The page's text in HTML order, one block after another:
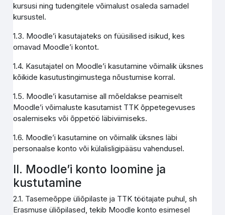
kursusi ning tudengitele võimalust osaleda samadel
kursustel.
1.3. Moodle’i kasutajateks on füüsilised isikud, kes
omavad Moodle’i kontot.
1.4. Kasutajatel on Moodle’i kasutamine võimalik üksnes
kõikide kasutustingimustega nõustumise korral.
1.5. Moodle’i kasutamise all mõeldakse peamiselt
Moodle’i võimaluste kasutamist TTK õppetegevuses
osalemiseks või õppetöö läbiviimiseks.
1.6. Moodle’i kasutamine on võimalik üksnes läbi
personaalse konto või külalisligipääsu vahendusel.
II. Moodle’i konto loomine ja
kustutamine
2.1. Tasemeõppe üliõpilaste ja TTK töötajate puhul, sh
Erasmuse üliõpilased, tekib Moodle konto esimesel